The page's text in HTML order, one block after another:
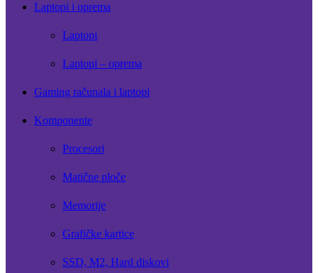
Laptopi i oprema
Laptopi
Laptopi – oprema
Gaming računala i laptopi
Komponente
Procesori
Matične ploče
Memorije
Grafičke kartice
SSD, M2, Hard diskovi